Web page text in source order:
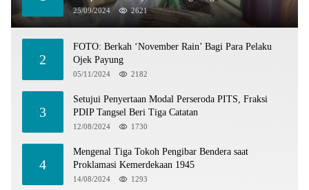
25/09/2024 2621
2
FOTO: Berkah ‘November Rain’ Bagi Para Pelaku
Ojek Payung
05/11/2024 2182
3
Setujui Penyertaan Modal Perseroda PITS, Fraksi
PDIP Tangsel Beri Tiga Catatan
12/08/2024 1730
4
Mengenal Tiga Tokoh Pengibar Bendera saat
Proklamasi Kemerdekaan 1945
14/08/2024 1293